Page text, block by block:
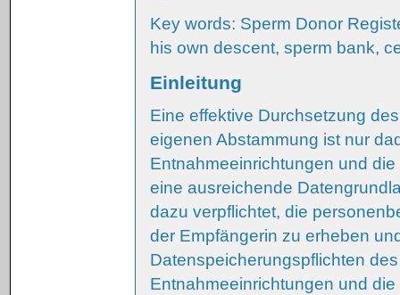
Key words: Sperm Donor
his own descent, sperm bank,
Einleitung
Eine effektive Durchsetzung
eigenen Abstammung ist nur
Entnahmeeinrichtungen und
eine ausreichende
dazu verpflichtet, die
der Empfängerin zu erheben
Datenspeicherungspflichten
Entnahmeeinrichtungen und